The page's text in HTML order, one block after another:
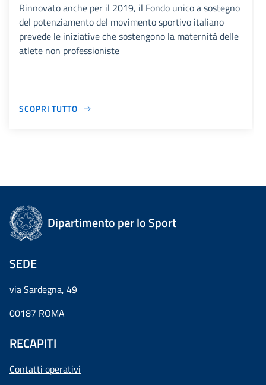
Rinnovato anche per il 2019, il Fondo unico a sostegno
del potenziamento del movimento sportivo italiano
prevede le iniziative che sostengono la maternità delle
atlete non professioniste
SCOPRI TUTTO
Dipartimento per lo Sport
SEDE
via Sardegna, 49
00187 ROMA
RECAPITI
Contatti operativi